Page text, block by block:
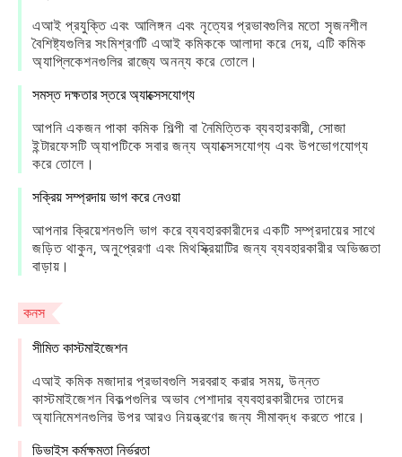
এআই প্রযুক্তি এবং আলিঙ্গন এবং নৃত্যের প্রভাবগুলির মতো সৃজনশীল
বৈশিষ্ট্যগুলির সংমিশ্রণটি এআই কমিককে আলাদা করে দেয়, এটি কমিক
অ্যাপ্লিকেশনগুলির রাজ্যে অনন্য করে তোলে।
সমস্ত দক্ষতার স্তরে অ্যাক্সেসযোগ্য
আপনি একজন পাকা কমিক শিল্পী বা নৈমিত্তিক ব্যবহারকারী, সোজা
ইন্টারফেসটি অ্যাপটিকে সবার জন্য অ্যাক্সেসযোগ্য এবং উপভোগযোগ্য
করে তোলে।
সক্রিয় সম্প্রদায় ভাগ করে নেওয়া
আপনার ক্রিয়েশনগুলি ভাগ করে ব্যবহারকারীদের একটি সম্প্রদায়ের সাথে
জড়িত থাকুন, অনুপ্রেরণা এবং মিথস্ক্রিয়াটির জন্য ব্যবহারকারীর অভিজ্ঞতা
বাড়ায়।
কনস
সীমিত কাস্টমাইজেশন
এআই কমিক মজাদার প্রভাবগুলি সরবরাহ করার সময়, উন্নত
কাস্টমাইজেশন বিকল্পগুলির অভাব পেশাদার ব্যবহারকারীদের তাদের
অ্যানিমেশনগুলির উপর আরও নিয়ন্ত্রণের জন্য সীমাবদ্ধ করতে পারে।
ডিভাইস কর্মক্ষমতা নির্ভরতা